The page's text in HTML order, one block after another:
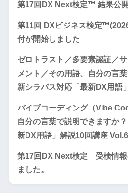
第17回DX Next検定™ 結果公
第11回 DXビジネス検定
付が開始しました
ゼロトラスト／多要素認証／
メント／その用語、自分の言
新シラバス対応「最新DX用語
バイブコーディング（Vibe
自分の言葉で説明できますか
新DX用語」解説10回講座 Vol.6
第17回DX Next検定 受検情報
ました。